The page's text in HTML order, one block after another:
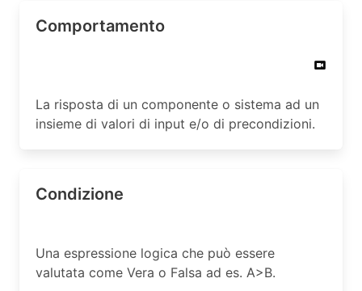
Comportamento
La risposta di un componente o sistema ad un
insieme di valori di input e/o di precondizioni.
Condizione
Una espressione logica che può essere
valutata come Vera o Falsa ad es. A>B.